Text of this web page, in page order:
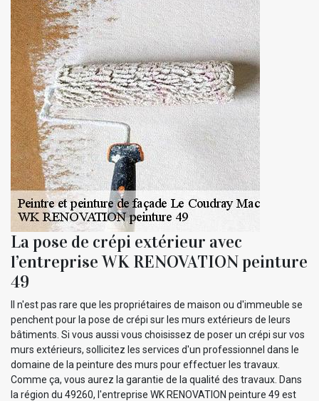
La pose de crépi extérieur avec
l’entreprise WK RENOVATION peinture
49
Il n'est pas rare que les propriétaires de maison ou d'immeuble se
penchent pour la pose de crépi sur les murs extérieurs de leurs
bâtiments. Si vous aussi vous choisissez de poser un crépi sur vos
murs extérieurs, sollicitez les services d'un professionnel dans le
domaine de la peinture des murs pour effectuer les travaux.
Comme ça, vous aurez la garantie de la qualité des travaux. Dans
la région du 49260, l'entreprise WK RENOVATION peinture 49 est